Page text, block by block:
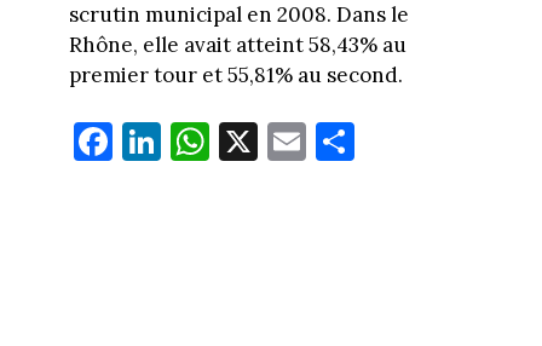
scrutin municipal en 2008. Dans le
Rhône, elle avait atteint 58,43% au
premier tour et 55,81% au second.
Fa
ce
Li
nk
W
ha
X E
m
Pa